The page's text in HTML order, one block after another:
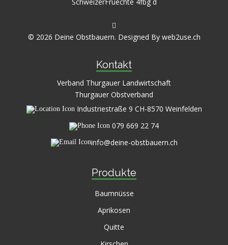
© 2026 Deine Obstbauern. Designed By web2use.ch
Kontakt
Verband Thurgauer Landwirtschaft
Thurgauer Obstverband
Industriestraße 9 CH-8570 Weinfelden
079 669 22 74
info@deine-obstbauern.ch
Produkte
Baumnüsse
Aprikosen
Quitte